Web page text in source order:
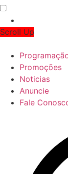
Scroll Up
Promoções
Noticias
Anuncie
Fale